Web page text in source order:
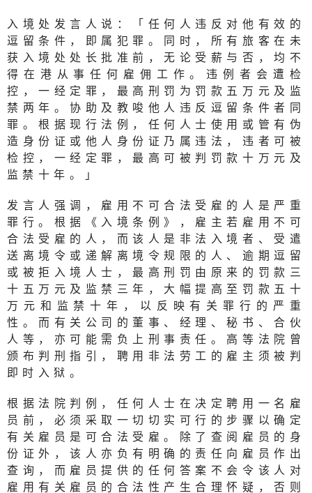
入境处发言人说：「任何人违反对他有效的
逗留条件，即属犯罪。同时，所有旅客在未
获入境处处长批准前，无论受薪与否，均不
得在港从事任何雇佣工作。违例者会遭检
控，一经定罪，最高刑罚为罚款五万元及监
禁两年。协助及教唆他人违反逗留条件者同
罪。根据现行法例，任何人士使用或管有伪
造身份证或他人身份证乃属违法，违者可被
检控，一经定罪，最高可被判罚款十万元及
监禁十年。」
发言人强调，雇用不可合法受雇的人是严重
罪行。根据《入境条例》，雇主若雇用不可
合法受雇的人，而该人是非法入境者、受遣
送离境令或递解离境令规限的人、逾期逗留
或被拒入境人士，最高刑罚由原来的罚款三
十五万元及监禁三年，大幅提高至罚款五十
万元和监禁十年，以反映有关罪行的严重
性。而有关公司的董事、经理、秘书、合伙
人等，亦可能需负上刑事责任。高等法院曾
颁布判刑指引，聘用非法劳工的雇主须被判
即时入狱。
根据法院判例，任何人士在决定聘用一名雇
员前，必须采取一切切实可行的步骤以确定
有关雇员是可合法受雇。除了查阅雇员的身
份证外，该人亦负有明确的责任向雇员作出
查询，而雇员提供的任何答案不会令该人对
雇用有关雇员的合法性产生合理怀疑，否则